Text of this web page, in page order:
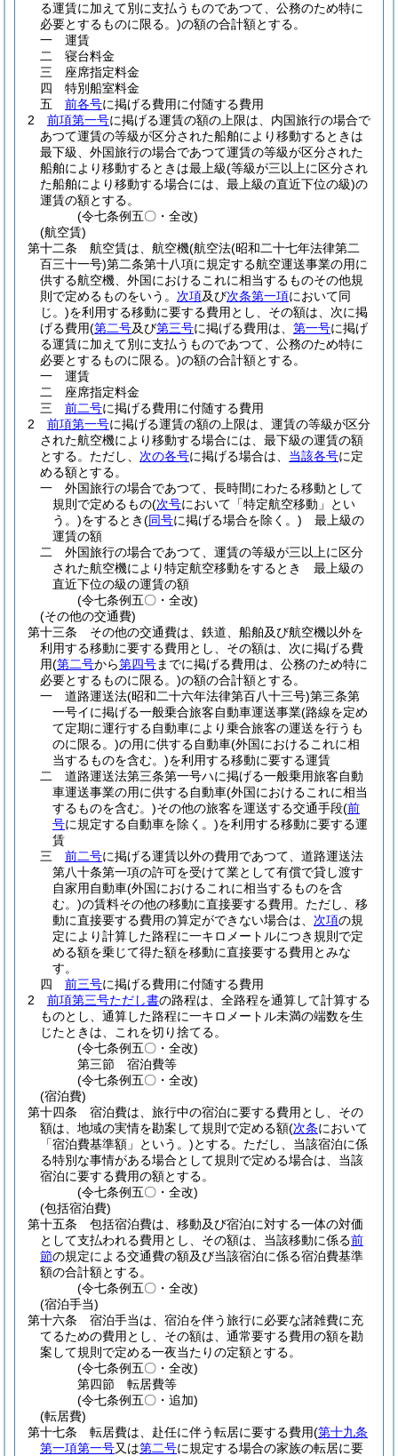
る運賃に加えて別に支払うものであつて、公務のため特に
必要とするものに限る。)の額の合計額とする。
一
運賃
二
寝台料金
三
座席指定料金
四
特別船室料金
五
前各号に掲げる費用に付随する費用
2
前項第一号に掲げる運賃の額の上限は、内国旅行の場合で
あつて運賃の等級が区分された船舶により移動するときは
最下級、外国旅行の場合であつて運賃の等級が区分された
船舶により移動するときは最上級(等級が三以上に区分され
た船舶により移動する場合には、最上級の直近下位の級)の
運賃の額とする。
(令七条例五〇・全改)
(航空賃)
第十二条
航空賃は、航空機(航空法(昭和二十七年法律第二
百三十一号)第二条第十八項に規定する航空運送事業の用に
供する航空機、外国におけるこれに相当するものその他規
則で定めるものをいう。 次項及び次条第一項において同
じ。)を利用する移動に要する費用とし、その額は、次に掲
げる費用(第二号及び第三号に掲げる費用は、 第一号に掲げ
る運賃に加えて別に支払うものであつて、公務のため特に
必要とするものに限る。)の額の合計額とする。
一
運賃
二
座席指定料金
三
前二号に掲げる費用に付随する費用
2
前項第一号に掲げる運賃の額の上限は、運賃の等級が区分
された航空機により移動する場合には、最下級の運賃の額
とする。 ただし、 次の各号に掲げる場合は、 当該各号に定
める額とする。
一
外国旅行の場合であつて、長時間にわたる移動として
規則で定めるもの(次号において「特定航空移動」とい
う。)をするとき(同号に掲げる場合を除く。) 最上級の
運賃の額
二
外国旅行の場合であつて、運賃の等級が三以上に区分
された航空機により特定航空移動をするとき 最上級の
直近下位の級の運賃の額
(令七条例五〇・全改)
(その他の交通費)
第十三条
その他の交通費は、鉄道、船舶及び航空機以外を
利用する移動に要する費用とし、その額は、次に掲げる費
用(第二号から第四号までに掲げる費用は、公務のため特に
必要とするものに限る。)の額の合計額とする。
一
道路運送法(昭和二十六年法律第百八十三号)第三条第
一号イに掲げる一般乗合旅客自動車運送事業(路線を定め
て定期に運行する自動車により乗合旅客の運送を行うも
のに限る。)の用に供する自動車(外国におけるこれに相
当するものを含む。)を利用する移動に要する運賃
二
道路運送法第三条第一号ハに掲げる一般乗用旅客自動
車運送事業の用に供する自動車(外国におけるこれに相当
するものを含む。)その他の旅客を運送する交通手段(前
号に規定する自動車を除く。)を利用する移動に要する運
賃
三
前二号に掲げる運賃以外の費用であつて、道路運送法
第八十条第一項の許可を受けて業として有償で貸し渡す
自家用自動車(外国におけるこれに相当するものを含
む。)の賃料その他の移動に直接要する費用。 ただし、移
動に直接要する費用の算定ができない場合は、 次項の規
定により計算した路程に一キロメートルにつき規則で定
める額を乗じて得た額を移動に直接要する費用とみな
す。
四
前三号に掲げる費用に付随する費用
2
前項第三号ただし書の路程は、全路程を通算して計算する
ものとし、通算した路程に一キロメートル未満の端数を生
じたときは、これを切り捨てる。
(令七条例五〇・全改)
第三節
宿泊費等
(令七条例五〇・全改)
(宿泊費)
第十四条
宿泊費は、旅行中の宿泊に要する費用とし、その
額は、地域の実情を勘案して規則で定める額(次条において
「宿泊費基準額」という。)とする。 ただし、当該宿泊に係
る特別な事情がある場合として規則で定める場合は、当該
宿泊に要する費用の額とする。
(令七条例五〇・全改)
(包括宿泊費)
第十五条
包括宿泊費は、移動及び宿泊に対する一体の対価
として支払われる費用とし、その額は、当該移動に係る前
節の規定による交通費の額及び当該宿泊に係る宿泊費基準
額の合計額とする。
(令七条例五〇・全改)
(宿泊手当)
第十六条
宿泊手当は、宿泊を伴う旅行に必要な諸雑費に充
てるための費用とし、その額は、通常要する費用の額を勘
案して規則で定める一夜当たりの定額とする。
(令七条例五〇・全改)
第四節
転居費等
(令七条例五〇・追加)
(転居費)
第十七条
転居費は、赴任に伴う転居に要する費用(第十九条
第一項第一号又は第二号に規定する場合の家族の転居に要